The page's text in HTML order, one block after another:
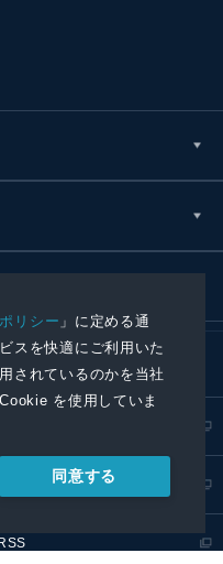
リシー 」に定める通
スを快適にご利用いた
されているのかを当社
を使用していま
同意する
プレスリリース取扱基準